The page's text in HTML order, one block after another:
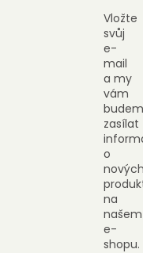
Vložte
svůj
e-
mail
a my
vám
zasílat
o
nových
na
našem
e-
shopu.